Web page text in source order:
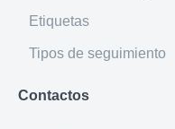
Etiquetas
Tipos de seguimiento
Contactos
Vinculación
Para vincular un